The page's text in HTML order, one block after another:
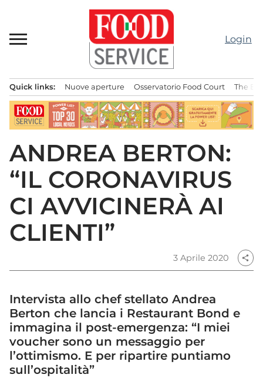
contenuto
Login
principale
Quick links: Nuove aperture Osservatorio Food Court The
ANDREA BERTON:
“IL CORONAVIRUS
CI AVVICINERÀ AI
CLIENTI”
3 Aprile 2020 share
Intervista allo chef stellato Andrea
Berton che lancia i Restaurant Bond e
immagina il post-emergenza: “I miei
voucher sono un messaggio per
l’ottimismo. E per ripartire puntiamo
sull’ospitalità”